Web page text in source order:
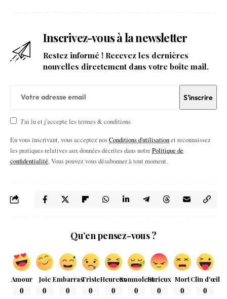
Inscrivez-vous à la newsletter
Restez informé ! Recevez les dernières
nouvelles directement dans votre boîte mail.
J'ai lu et j'accepte les termes & conditions
En vous inscrivant, vous acceptez nosConditions d'utilisationet reconnaissez
les pratiques relatives aux données décrites dans notre Politique de
confidentialité. Vous pouvez vous désabonner à tout moment.
Qu’en pensez-vous ?
Amour
0
Joie
0
Embarras
0
Triste
0
Heureux
0
Somnolent
0
Furieux
0
Mort
0
Clin d'œil
0